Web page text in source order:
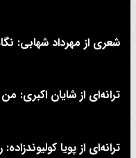
شعری از مهرداد شهابی:
ترانه‌ای از شایان اکبری:
ترانه‌ای از پویا